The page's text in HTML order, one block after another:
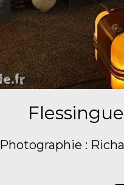
Photographie :